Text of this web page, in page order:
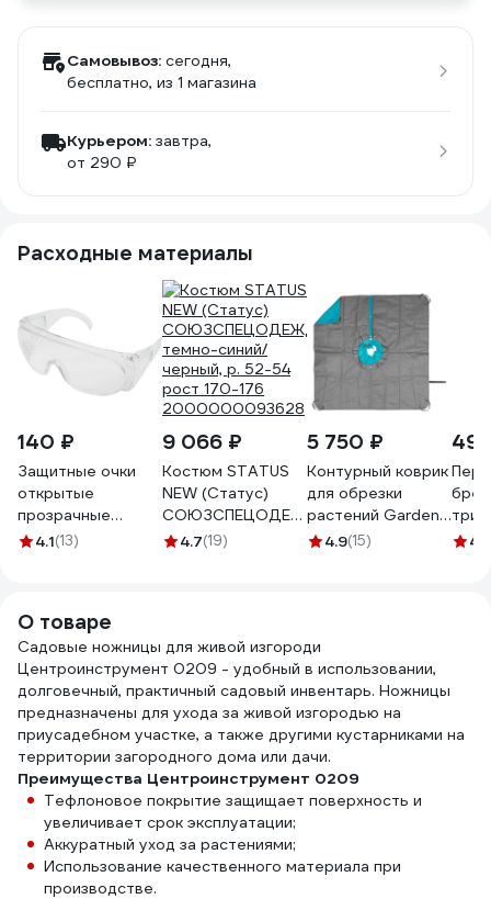
Самовывоз: сегодня,
бесплатно, из 1 магазина
Курьером: завтра,
от 290 ₽
Расходные материалы
140 ₽
Защитные очки
открытые
прозрачные
Gigant GGСB-1
4.1(13)
9 066 ₽
Костюм STATUS
NEW (Статус)
СОЮЗСПЕЦОДЕЖДА
темно-синий/
4.7(19)
5 750 ₽
Контурный коврик
для обрезки
растений Gardena
00508-
4.9(15)
49
4.2
О товаре
Садовые ножницы для живой изгороди
Центроинструмент 0209 - удобный в использовании,
долговечный, практичный садовый инвентарь. Ножницы
предназначены для ухода за живой изгородью на
приусадебном участке, а также другими кустарниками на
территории загородного дома или дачи.
Преимущества Центроинструмент 0209
Тефлоновое покрытие защищает поверхность и
увеличивает срок эксплуатации;
Аккуратный уход за растениями;
Использование качественного материала при
производстве.